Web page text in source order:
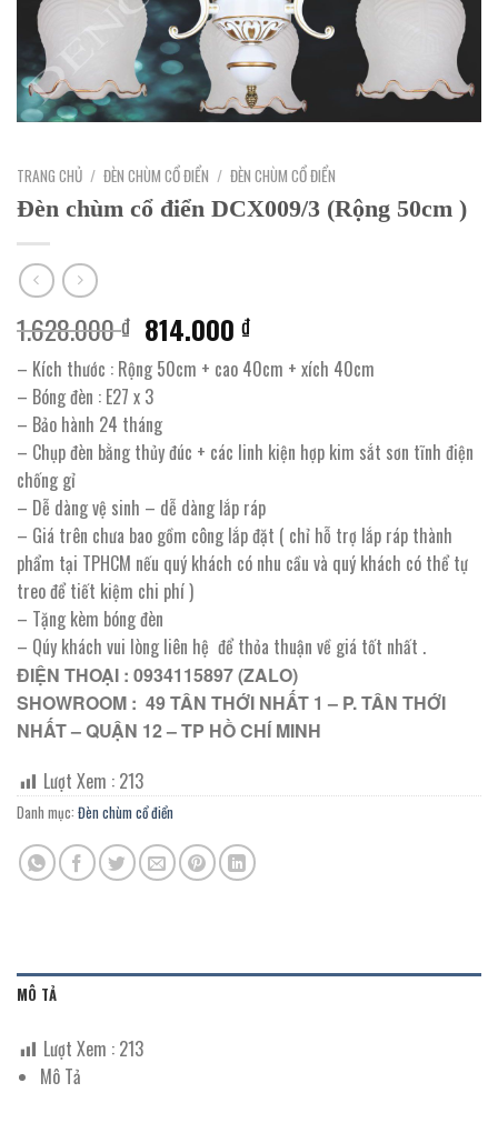
TRANG CHỦ / ĐÈN CHÙM CỔ ĐIỂN / ĐÈN CHÙM CỔ ĐIỂN
Đèn chùm cổ điển DCX009/3 (Rộng 50cm )
1.628.000₫ Giá
gốc
là:
1.628.000 ₫.
814.000₫Giá
hiện
tại
814.000 ₫.
– Kích thước : Rộng 50cm + cao 40cm + xích 40cm
– Bóng đèn : E27 x 3
– Bảo hành 24 tháng
– Chụp đèn bằng thủy đúc + các linh kiện hợp kim sắt sơn tĩnh điện
chống gỉ
– Dễ dàng vệ sinh – dễ dàng lắp ráp
– Giá trên chưa bao gồm công lắp đặt ( chỉ hỗ trợ lắp ráp thành
phẩm tại TPHCM nếu quý khách có nhu cầu và quý khách có thể tự
treo để tiết kiệm chi phí )
– Tặng kèm bóng đèn
– Qúy khách vui lòng liên hệ để thỏa thuận về giá tốt nhất .
ĐIỆN THOẠI : 0934115897 (ZALO)
SHOWROOM : 49 TÂN THỚI NHẤT 1 – P. TÂN THỚI
NHẤT – QUẬN 12 – TP HỒ CHÍ MINH
Lượt Xem : 213
Danh mục: Đèn chùm cổ điển
MÔ TẢ
Lượt Xem : 213
Mô Tả